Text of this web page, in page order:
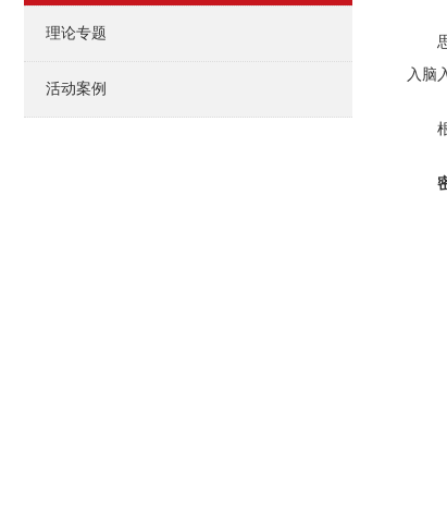
理论专题
活动案例
入脑